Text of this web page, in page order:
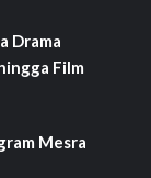
Drama
Film
Mesra